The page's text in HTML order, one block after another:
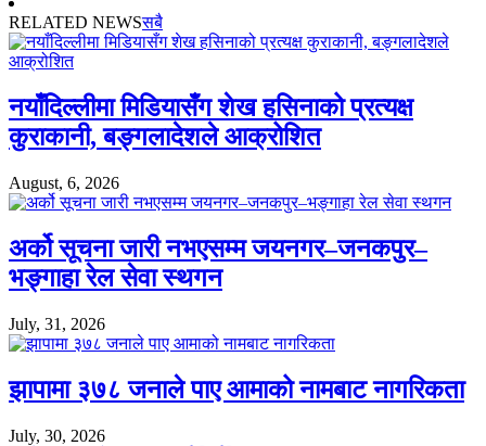
RELATED NEWSसबै
नयाँदिल्लीमा मिडियासँग शेख हसिनाको प्रत्यक्ष
कुराकानी, बङ्गलादेशले आक्रोशित
August, 6, 2026
अर्को सूचना जारी नभएसम्म जयनगर–जनकपुर–
भङ्गाहा रेल सेवा स्थगन
July, 31, 2026
झापामा ३७८ जनाले पाए आमाको नामबाट नागरिकता
July, 30, 2026